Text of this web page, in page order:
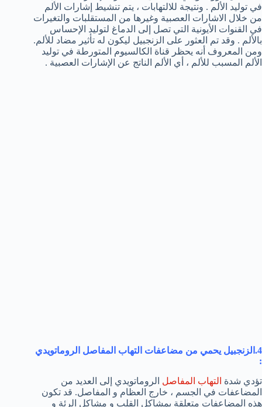
في توليد الألم . ونتيجة للالتهابات ، يتم تنشيط إشارات الألم
من خلال الاشارات العصبية وغيرها من المستقلبات والتغيرات
في القنوات الأيونية التي تصل إلى الدماغ لتوليد الإحساس
بالألم . وقد تم العثور على الزنجبيل ليكون له تأثير مضاد للألم.
ومن المعروف أنه يحظر قناة الكالسيوم المتورطة في توليد
الألم المسبب للألم ، أي الألم الناتج عن الإشارات العصبية .
4.الزنجبيل يحمي من مضاعفات التهاب المفاصل الروماتويدي
:
تؤدي شدة التهاب المفاصل الروماتويدي إلى العديد من
المضاعفات في الجسم ، خارج العظام و المفاصل. قد تكون
هذه المضاعفات متعلقة بمشاكل القلب و مشاكل الرئة و